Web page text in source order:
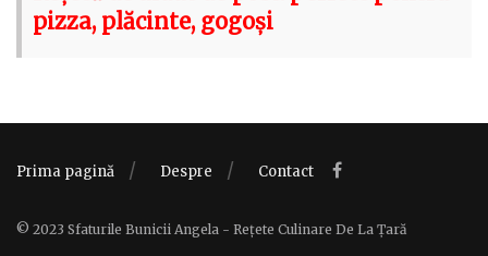
pizza, plăcinte, gogoși
Prima pagină Despre Contact
© 2023 Sfaturile Bunicii Angela - Rețete Culinare De La Țară